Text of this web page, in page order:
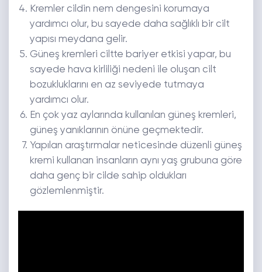
Kremler cildin nem dengesini korumaya
yardımcı olur, bu sayede daha sağlıklı bir cilt
yapısı meydana gelir.
Güneş kremleri ciltte bariyer etkisi yapar, bu
sayede hava kirliliği nedeni ile oluşan cilt
bozukluklarını en az seviyede tutmaya
yardımcı olur.
En çok yaz aylarında kullanılan güneş kremleri,
güneş yanıklarının önüne geçmektedir.
Yapılan araştırmalar neticesinde düzenli güneş
kremi kullanan insanların aynı yaş grubuna göre
daha genç bir cilde sahip oldukları
gözlemlenmiştir.